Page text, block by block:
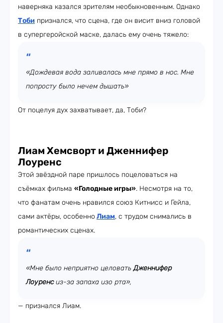
наверняка казался зрителям необыкновенным. Однако
Тоби признался, что сцена, где он висит вниз головой
в супергеройской маске, далась ему очень тяжело:
«Дождевая вода заливалась мне прямо в нос. Мне
попросту было нечем дышать»
От поцелуя дух захватывает, да, Тоби?
Лиам Хемсворт и Дженнифер
Лоуренс
Этой звёздной паре пришлось поцеловаться на
съёмках фильма «Голодные игры». Несмотря на то,
что фанатам очень нравился союз Китнисс и Гейла,
сами актёры, особенно Лиам, с трудом снимались в
романтических сценах.
«Мне было неприятно целоватьДженнифер
Лоуренсиз-за запаха изо рта»,
— признался Лиам.